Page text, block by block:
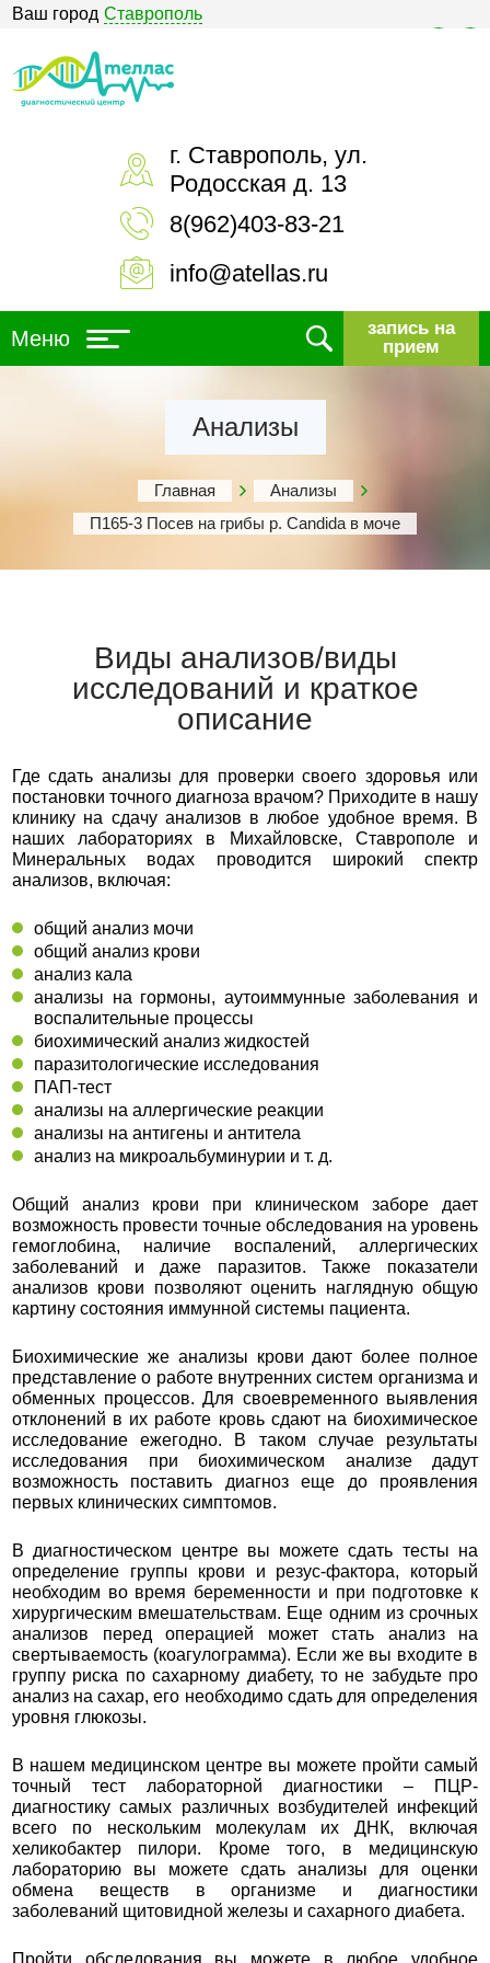
Ваш город Ставрополь
г. Ставрополь, ул.
Родосская д. 13
8(962)403-83-21
info@atellas.ru
Меню
запись на
прием
Анализы
Главная
Анализы
П165-3 Посев на грибы р. Candida в моче
Виды анализов/виды
исследований и краткое
описание
Где сдать анализы для проверки своего здоровья или
постановки точного диагноза врачом? Приходите в нашу
клинику на сдачу анализов в любое удобное время. В
наших лабораториях в Михайловске, Ставрополе и
Минеральных водах проводится широкий спектр
анализов, включая:
общий анализ мочи
общий анализ крови
анализ кала
анализы на гормоны, аутоиммунные заболевания и
воспалительные процессы
биохимический анализ жидкостей
паразитологические исследования
ПАП-тест
анализы на аллергические реакции
анализы на антигены и антитела
анализ на микроальбуминурии и т. д.
Общий анализ крови при клиническом заборе дает
возможность провести точные обследования на уровень
гемоглобина, наличие воспалений, аллергических
заболеваний и даже паразитов. Также показатели
анализов крови позволяют оценить наглядную общую
картину состояния иммунной системы пациента.
Биохимические же анализы крови дают более полное
представление о работе внутренних систем организма и
обменных процессов. Для своевременного выявления
отклонений в их работе кровь сдают на биохимическое
исследование ежегодно. В таком случае результаты
исследования при биохимическом анализе дадут
возможность поставить диагноз еще до проявления
первых клинических симптомов.
В диагностическом центре вы можете сдать тесты на
определение группы крови и резус-фактора, который
необходим во время беременности и при подготовке к
хирургическим вмешательствам. Еще одним из срочных
анализов перед операцией может стать анализ на
свертываемость (коагулограмма). Если же вы входите в
группу риска по сахарному диабету, то не забудьте про
анализ на сахар, его необходимо сдать для определения
уровня глюкозы.
В нашем медицинском центре вы можете пройти самый
точный тест лабораторной диагностики – ПЦР-
диагностику самых различных возбудителей инфекций
всего по нескольким молекулам их ДНК, включая
хеликобактер пилори. Кроме того, в медицинскую
лабораторию вы можете сдать анализы для оценки
обмена веществ в организме и диагностики
заболеваний щитовидной железы и сахарного диабета.
Пройти обследования вы можете в любое удобное